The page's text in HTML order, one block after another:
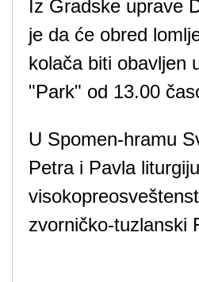
Iz Gradske uprave
je da će obred
kolača biti obavljen
"Park" od 13.00
U Spomen-hramu
Petra i Pavla
zvorničko-tuzlanski